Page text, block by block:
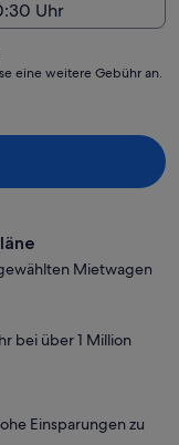
eine weitere Gebühr an.
Mietwagen
bei über 1 Million
Einsparungen zu